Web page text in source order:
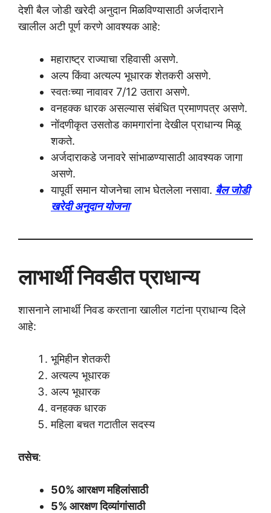
देशी बैल जोडी खरेदी अनुदान मिळविण्यासाठी अर्जदाराने
खालील अटी पूर्ण करणे आवश्यक आहे:
महाराष्ट्र राज्याचा रहिवासी असणे.
अल्प किंवा अत्यल्प भूधारक शेतकरी असणे.
स्वतःच्या नावावर 7/12 उतारा असणे.
वनहक्क धारक असल्यास संबंधित प्रमाणपत्र असणे.
नोंदणीकृत उसतोड कामगारांना देखील प्राधान्य मिळू
शकते.
अर्जदाराकडे जनावरे सांभाळण्यासाठी आवश्यक जागा
असणे.
यापूर्वी समान योजनेचा लाभ घेतलेला नसावा. बैल जोडी
खरेदी अनुदान योजना
लाभार्थी निवडीत प्राधान्य
शासनाने लाभार्थी निवड करताना खालील गटांना प्राधान्य दिले
आहे:
भूमिहीन शेतकरी
अत्यल्प भूधारक
अल्प भूधारक
वनहक्क धारक
महिला बचत गटातील सदस्य
तसेच:
50% आरक्षण महिलांसाठी
5% आरक्षण दिव्यांगांसाठी